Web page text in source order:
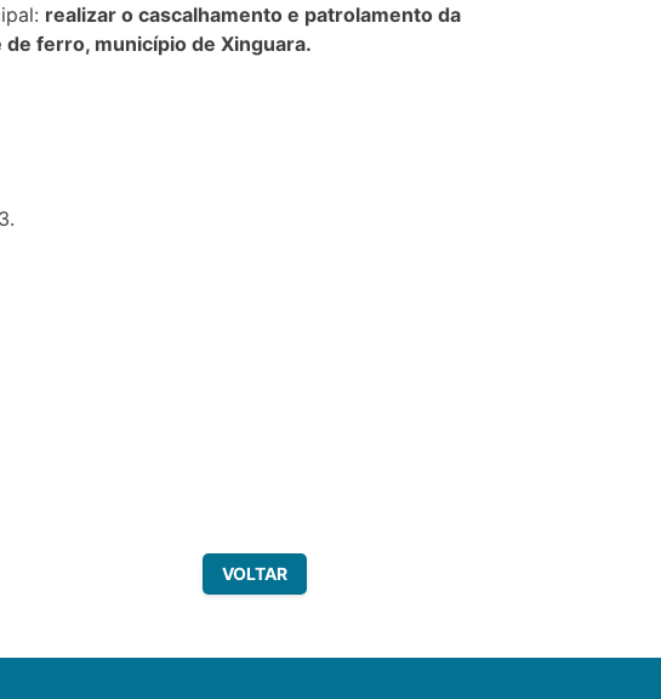
realizar o cascalhamento e patrolamento da
ferro, município de Xinguara.
VOLTAR